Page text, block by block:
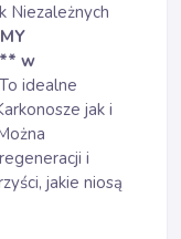
Niezależnych
w
idealne
jak i
i
jakie niosą